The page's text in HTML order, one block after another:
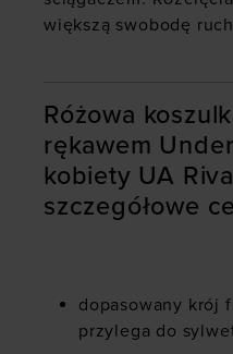
większą swobodę
Różowa
rękawem
kobiety UA
szczegółowe
dopasowany krój
przylega do